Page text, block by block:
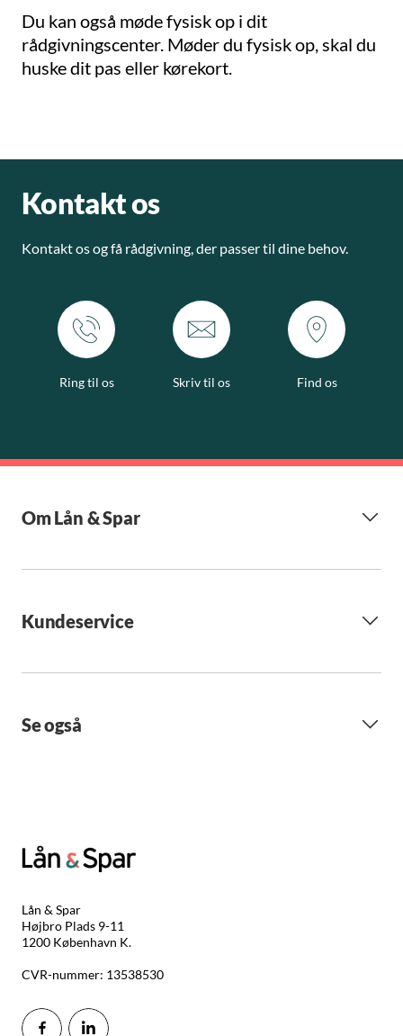
Du kan også møde fysisk op i dit
rådgivningscenter. Møder du fysisk op, skal du
huske dit pas eller kørekort.
Kontakt os
Kontakt os og få rådgivning, der passer til dine behov.
Ring til os Skriv til os Find os
Om Lån & Spar
Kundeservice
Se også
Lån & Spar
Højbro Plads 9-11
1200 København K.
CVR-nummer: 13538530